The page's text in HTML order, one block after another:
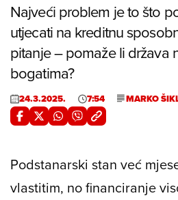
Najveći problem je to što
utjecati na kreditnu
pitanje – pomaže li država
bogatima?
24.3.2025. 7:54 MARKO
Podstanarski stan već
vlastitim, no financiranje